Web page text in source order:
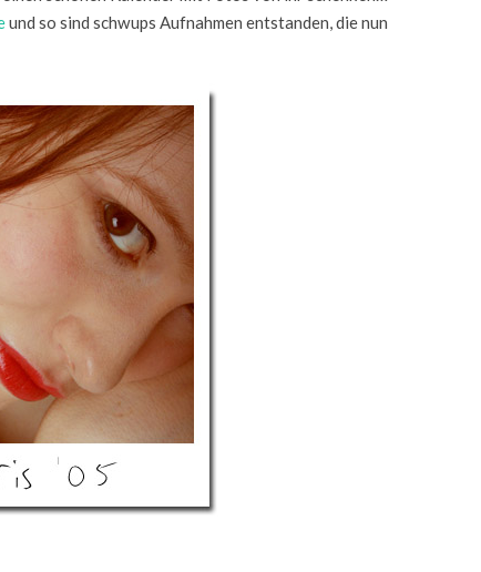
und so sind schwups Aufnahmen entstanden, die nun